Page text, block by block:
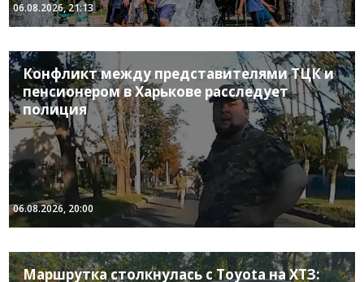
06.08.2026, 21:13
Конфликт между представителями ТЦК и
пенсионером в Харькове расследует
полиция
06.08.2026, 20:00
Маршрутка столкнулась с Toyota на ХТЗ: